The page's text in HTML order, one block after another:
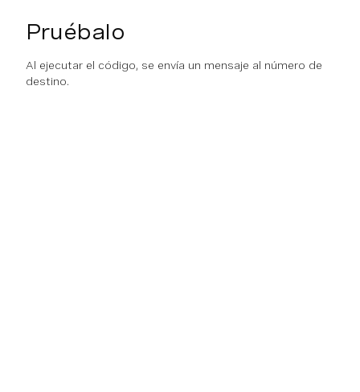
Pruébalo
Al ejecutar el código, se envía un mensaje al número de
destino.